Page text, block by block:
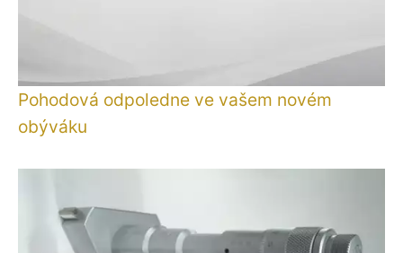
Pohodová odpoledne ve vašem novém
obýváku